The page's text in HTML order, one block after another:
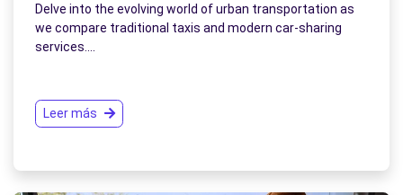
Delve into the evolving world of urban transportation as
we compare traditional taxis and modern car-sharing
services.…
Leer más